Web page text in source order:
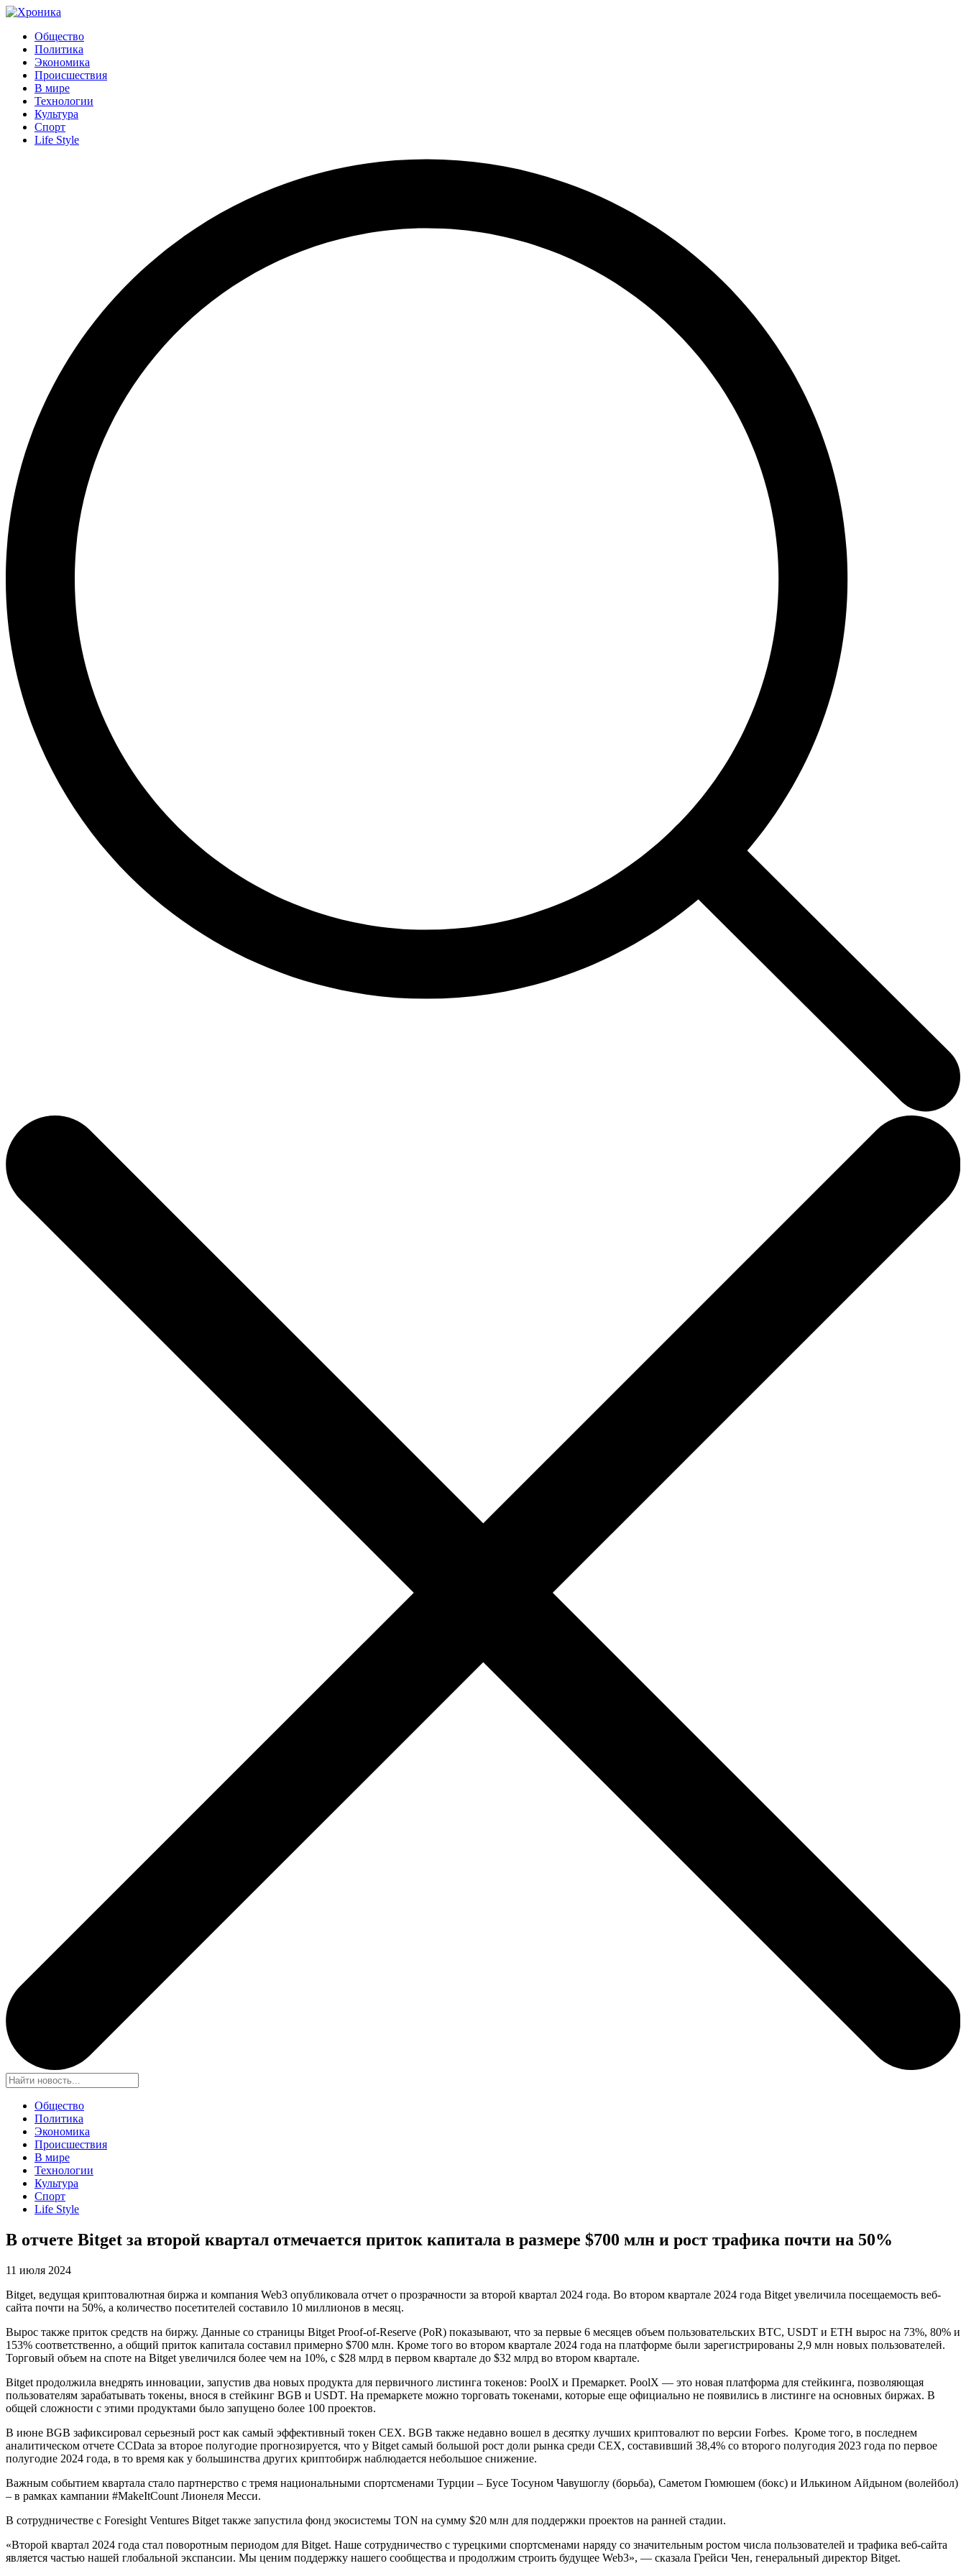
Общество
Политика
Экономика
Происшествия
В мире
Технологии
Культура
Спорт
Life Style
Общество
Политика
Экономика
Происшествия
В мире
Технологии
Культура
Спорт
Life Style
В отчете Bitget за второй квартал отмечается приток капитала в размере $700 млн и рост трафика почти на 50%
11 июля 2024
Bitget, ведущая криптовалютная биржа и компания Web3 опубликовала отчет о прозрачности за второй квартал 2024 года. Во втором квартале 2024 года Bitget увеличила посещаемость веб-
сайта почти на 50%, а количество посетителей составило 10 миллионов в месяц.
Вырос также приток средств на биржу. Данные со страницы Bitget Proof-of-Reserve (PoR) показывают, что за первые 6 месяцев объем пользовательских BTC, USDT и ETH вырос на 73%, 80% и
153% соответственно, а общий приток капитала составил примерно $700 млн. Кроме того во втором квартале 2024 года на платформе были зарегистрированы 2,9 млн новых пользователей.
Торговый объем на споте на Bitget увеличился более чем на 10%, с $28 млрд в первом квартале до $32 млрд во втором квартале.
Bitget продолжила внедрять инновации, запустив два новых продукта для первичного листинга токенов: PoolX и Премаркет. PoolX — это новая платформа для стейкинга, позволяющая
пользователям зарабатывать токены, внося в стейкинг BGB и USDT. На премаркете можно торговать токенами, которые еще официально не появились в листинге на основных биржах. В
общей сложности с этими продуктами было запущено более 100 проектов.
В июне BGB зафиксировал серьезный рост как самый эффективный токен CEX. BGB также недавно вошел в десятку лучших криптовалют по версии Forbes. Кроме того, в последнем
аналитическом отчете CCData за второе полугодие прогнозируется, что у Bitget самый большой рост доли рынка среди CEX, составивший 38,4% со второго полугодия 2023 года по первое
полугодие 2024 года, в то время как у большинства других криптобирж наблюдается небольшое снижение.
Важным событием квартала стало партнерство с тремя национальными спортсменами Турции – Бусе Тосуном Чавушоглу (борьба), Саметом Гюмюшем (бокс) и Илькином Айдыном (волейбол)
– в рамках кампании #MakeItCount Лионеля Месси.
В сотрудничестве с Foresight Ventures Bitget также запустила фонд экосистемы TON на сумму $20 млн для поддержки проектов на ранней стадии.
«Второй квартал 2024 года стал поворотным периодом для Bitget. Наше сотрудничество с турецкими спортсменами наряду со значительным ростом числа пользователей и трафика веб-сайта
является частью нашей глобальной экспансии. Мы ценим поддержку нашего сообщества и продолжим строить будущее Web3», — сказала Грейси Чен, генеральный директор Bitget.